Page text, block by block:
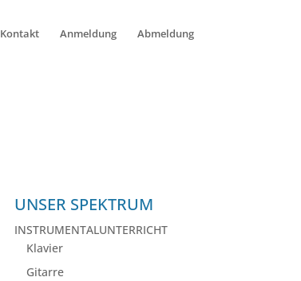
Kontakt Anmeldung Abmeldung
UNSER SPEKTRUM
INSTRUMENTALUNTERRICHT
Klavier
Gitarre